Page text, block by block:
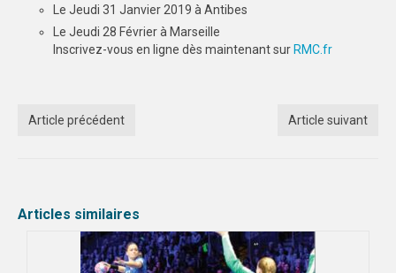
SPORT
FEMINISATION
SPORTS CO – NICE
COMPETITIONS
Qualification exceptionnelle
Le Jeudi 31 Janvier 2019 à Antibes
Le Jeudi 28 Février à Marseille
Inscrivez-vous en ligne dès maintenant sur RMC.fr
Article précédent Article suivant
Articles similaires